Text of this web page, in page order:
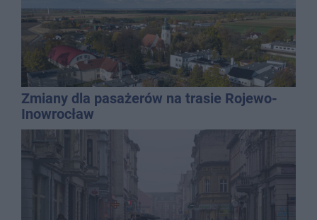
Zmiany dla pasażerów na trasie Rojewo-
Inowrocław